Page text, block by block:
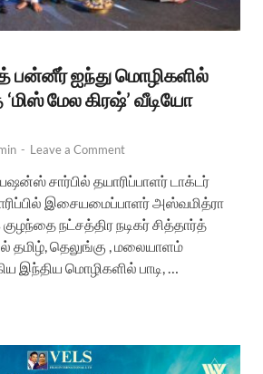
பன்னீர் ஐந்து மொழிகளில்
‘மிஸ் மேல கிரஷ்’ வீடியோ
- Leave a Comment
சார்பில் தயாரிப்பாளர் டாக்டர்
இசையமைப்பாளர் அஸ்வமித்ரா
நட்சத்திர நடிகர் சித்தார்த்
தமிழ், தெலுங்கு , மலையாளம்
இந்திய மொழிகளில் பாடி, …